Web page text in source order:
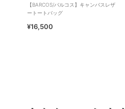
【BARCOS/バルコス】キャンバスレザ
ートートバッグ
¥16,500